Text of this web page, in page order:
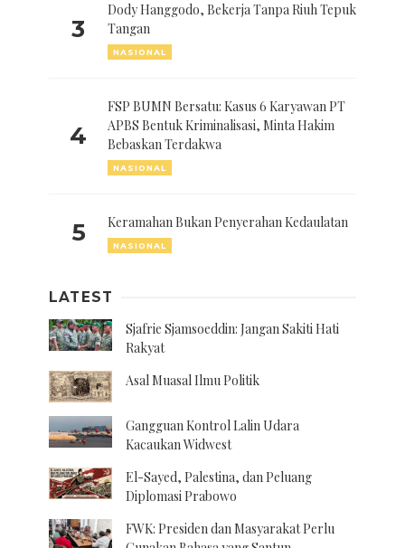
3
Dody Hanggodo, Bekerja Tanpa Riuh Tepuk
Tangan
NASIONAL
4
FSP BUMN Bersatu: Kasus 6 Karyawan PT
APBS Bentuk Kriminalisasi, Minta Hakim
Bebaskan Terdakwa
NASIONAL
5 Keramahan Bukan Penyerahan Kedaulatan
NASIONAL
LATEST
Sjafrie Sjamsoeddin: Jangan Sakiti Hati
Rakyat
Asal Muasal Ilmu Politik
Gangguan Kontrol Lalin Udara
Kacaukan Widwest
El-Sayed, Palestina, dan Peluang
Diplomasi Prabowo
FWK: Presiden dan Masyarakat Perlu